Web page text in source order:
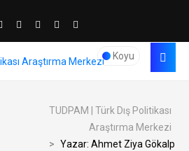
Koyu
TUDPAM | Türk Dış Politikası
Araştırma Merkezi
> Yazar: Ahmet Ziya Gökalp